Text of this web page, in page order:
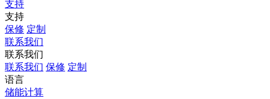
支持
支持
保修 定制
联系我们
联系我们
联系我们 保修 定制
语言
储能计算